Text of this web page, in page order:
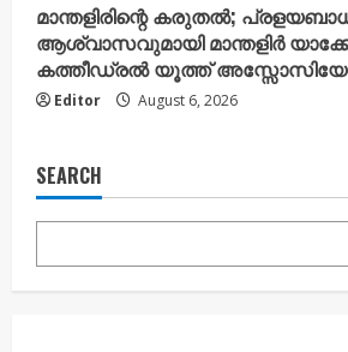
മാന്തളിരിന്റെ കരുതൽ;
ആശ്വാസവുമായി മാന്തളിർ
കത്തീഡ്രൽ യൂത്ത്
Editor August 6, 2026
SEARCH